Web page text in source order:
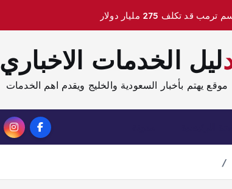
دليل الخدمات الاخباري
موقع يهتم بأخبار السعودية والخليج ويقدم اهم الخدمات